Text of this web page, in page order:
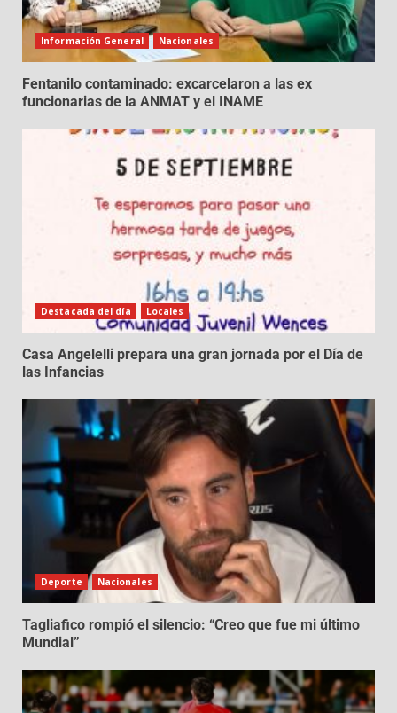
Información General Nacionales
Fentanilo contaminado: excarcelaron a las ex
funcionarias de la ANMAT y el INAME
Destacada del día Locales
Casa Angelelli prepara una gran jornada por el Día de
las Infancias
Deporte Nacionales
Tagliafico rompió el silencio: “Creo que fue mi último
Mundial”